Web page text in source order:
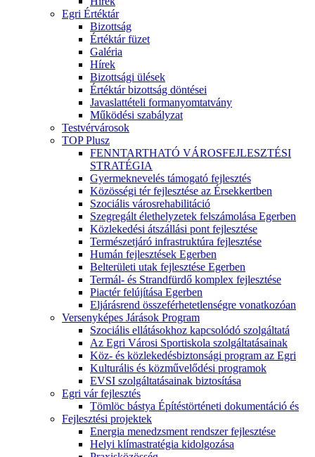
Egri Értéktár
Bizottság
Értéktár füzet
Galéria
Hírek
Bizottsági ülések
Értéktár bizottság döntései
Javaslattételi formanyomtatvány
Működési szabályzat
Testvérvárosok
TOP Plusz
FENNTARTHATÓ VÁROSFEJLESZTÉSI
STRATÉGIA
Gyermeknevelés támogató fejlesztés
Közösségi tér fejlesztése az Érsekkertben
Szociális városrehabilitáció
Szegregált élethelyzetek felszámolása Egerben
Közlekedési átszállási pont fejlesztése
Természetjáró infrastruktúra fejlesztése
Humán fejlesztések Egerben
Belterületi utak fejlesztése Egerben
Termál- és Strandfürdő komplex fejlesztése
Piactér felújítása Egerben
Eljárásrend összeférhetetlenségre vonatkozóan
Versenyképes Járások Program
Szociális ellátásokhoz kapcsolódó szolgáltatá
Az Egri Városi Sportiskola szolgáltatásainak
Köz- és közlekedésbiztonsági program az Egri
Kulturális és közművelődési programok
EVSI szolgáltatásainak biztosítása
Egri vár fejlesztés
Tömlöc bástya Építéstörténeti dokumentáció és
Fejlesztési projektek
Energia menedzsment rendszer fejlesztése
Helyi klímastratégia kidolgozása